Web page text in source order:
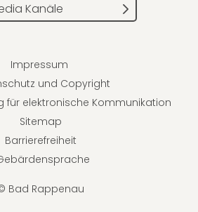
Kanäle
Bad Rappenau
Impressum
und Copyright
für elektronische Kommunikation
Sitemap
Barrierefreiheit